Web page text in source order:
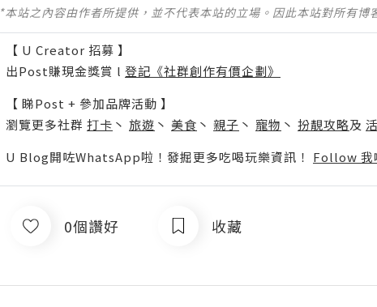
*本站之內容由作者所提供，並不代表本站的立場。因此本站對所有
【 U Creator 招募 】
出Post賺現金獎賞 l 登記《社群創作有價企劃》
【 睇Post + 參加品牌活動 】
瀏覽更多社群 打卡 丶 旅遊 丶 美食 丶 親子 丶 寵物 丶 扮靚攻略及
U Blog開咗WhatsApp啦！發掘更多吃喝玩樂資訊！ Follow 我
0個讚好 收藏